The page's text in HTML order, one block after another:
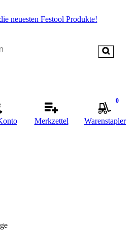
neuesten Festool Produkte!
Merkzettel
0
Warenstapler